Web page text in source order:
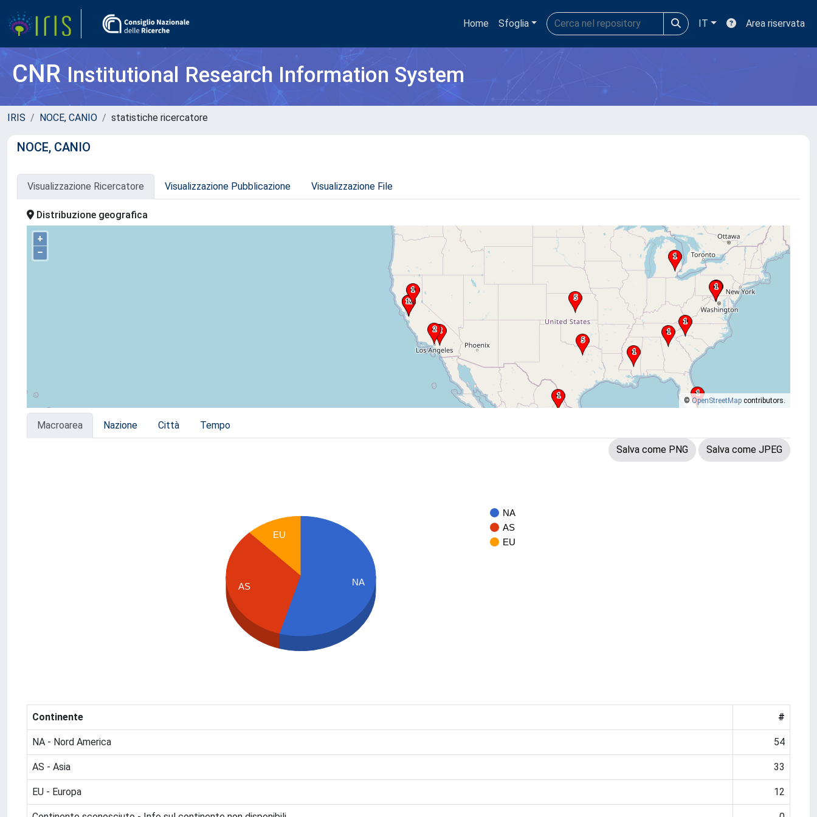
Home Sfoglia IT Area riservata
CNRInstitutional Research Information System
IRIS NOCE, CANIO statistiche ricercatore
NOCE, CANIO
Visualizzazione Ricercatore Visualizzazione Pubblicazione Visualizzazione File
Distribuzione geografica
+
–
© OpenStreetMap contributors.
Macroarea Nazione Città Tempo
Salva come PNG Salva come JPEG
NA
AS
EU
EU
AS NA
Continente #
NA - Nord America 54
AS - Asia 33
EU - Europa 12